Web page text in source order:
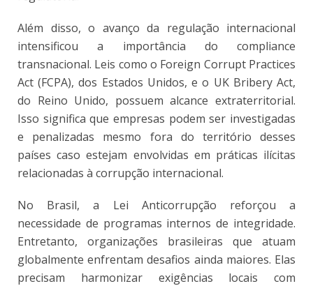
Além disso, o avanço da regulação internacional
intensificou a importância do compliance
transnacional. Leis como o Foreign Corrupt Practices
Act (FCPA), dos Estados Unidos, e o UK Bribery Act,
do Reino Unido, possuem alcance extraterritorial.
Isso significa que empresas podem ser investigadas
e penalizadas mesmo fora do território desses
países caso estejam envolvidas em práticas ilícitas
relacionadas à corrupção internacional.
No Brasil, a Lei Anticorrupção reforçou a
necessidade de programas internos de integridade.
Entretanto, organizações brasileiras que atuam
globalmente enfrentam desafios ainda maiores. Elas
precisam harmonizar exigências locais com